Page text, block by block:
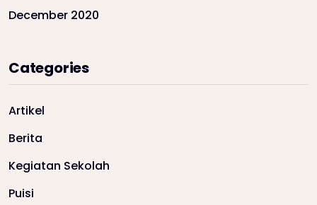
December 2020
Categories
Artikel
Berita
Kegiatan Sekolah
Puisi